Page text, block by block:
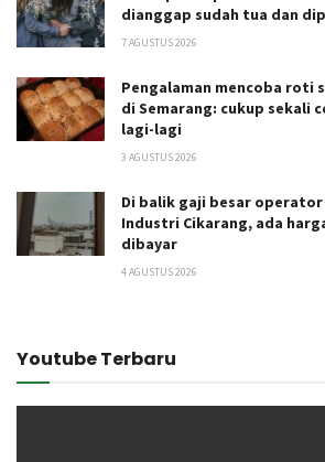
dianggap sudah tua dan
7 AGUSTUS 2026
Pengalaman mencoba roti
di Semarang: cukup sekali
lagi-lagi
3 AGUSTUS 2026
Di balik gaji besar
Industri Cikarang, ada
dibayar
4 AGUSTUS 2026
Youtube Terbaru